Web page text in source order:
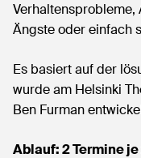
Verhaltensprobleme,
Ängste oder einfach
Es basiert auf der
wurde am Helsinki
Ben Furman
Ablauf: 2 Termine je